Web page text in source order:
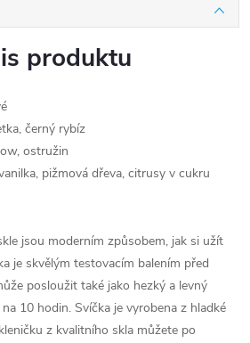
produktu
černý rybíz
ostružin
pižmová dřeva, citrusy v cukru
jsou moderním způsobem, jak si užít
je skvělým testovacím balením před
posloužit také jako hezký a levný
10 hodin. Svíčka je vyrobena z hladké
z kvalitního skla můžete po